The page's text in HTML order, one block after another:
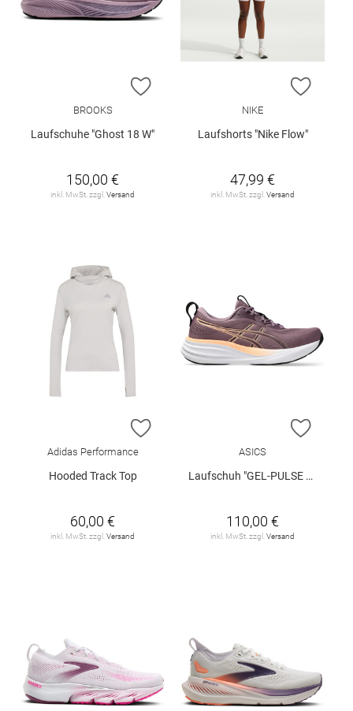
ZUR WUNSCHLISTE HINZUFÜGEN
BROOKS
Laufschuhe "Ghost 18 W"
150,00 €
inkl. MwSt. zzgl.Versand
ZUR
NIKE
Laufshorts "Nike Flow"
47,99 €
inkl. MwSt. zzgl.Versand
ZUR WUNSCHLISTE HINZUFÜGEN
Adidas Performance
Hooded Track Top
60,00 €
inkl. MwSt. zzgl.Versand
ZUR
ASICS
Laufschuh "GEL-PULSE 17"
110,00 €
inkl. MwSt. zzgl.Versand